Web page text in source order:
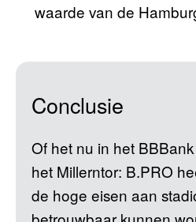
waarde van de
Conclusie
Of het nu in het
het Millerntor: B.PRO
de hoge eisen aan